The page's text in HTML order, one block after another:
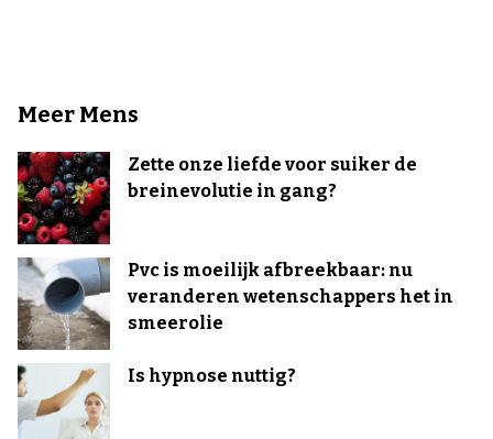
Meer Mens
Zette onze liefde voor suiker de
breinevolutie in gang?
Pvc is moeilijk afbreekbaar: nu
veranderen wetenschappers het in
smeerolie
Is hypnose nuttig?